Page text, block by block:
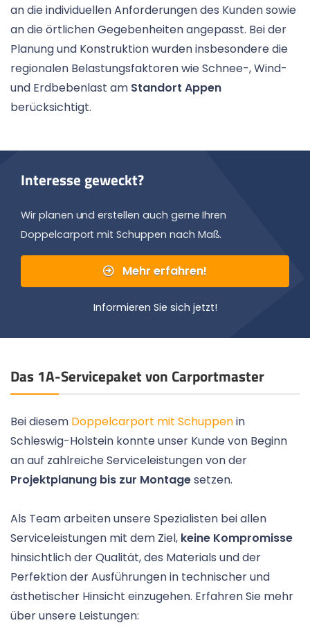
an die individuellen Anforderungen des Kunden sowie
an die örtlichen Gegebenheiten angepasst. Bei der
Planung und Konstruktion wurden insbesondere die
regionalen Belastungsfaktoren wie Schnee-, Wind-
und Erdbebenlast am Standort Appen
berücksichtigt.
Interesse geweckt?
Wir planen und erstellen auch gerne Ihren
Doppelcarport mit Schuppen nach Maß.
Mehr erfahren!
Informieren Sie sich jetzt!
Das 1A-Servicepaket von Carportmaster
Bei diesem Doppelcarport mit Schuppenin
Schleswig-Holstein konnte unser Kunde von Beginn
an auf zahlreiche Serviceleistungen von der
Projektplanung bis zur Montagesetzen.
Als Team arbeiten unsere Spezialisten bei allen
Serviceleistungen mit dem Ziel, keine Kompromisse
hinsichtlich der Qualität, des Materials und der
Perfektion der Ausführungen in technischer und
ästhetischer Hinsicht einzugehen. Erfahren Sie mehr
über unsere Leistungen: